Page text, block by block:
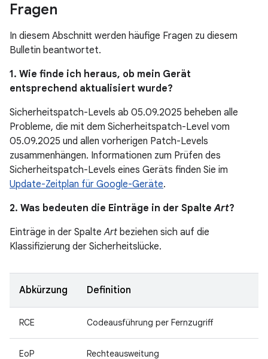
Fragen
In diesem Abschnitt werden häufige Fragen zu diesem
Bulletin beantwortet.
1. Wie finde ich heraus, ob mein Gerät
entsprechend aktualisiert wurde?
Sicherheitspatch-Levels ab 05.09.2025 beheben alle
Probleme, die mit dem Sicherheitspatch-Level vom
05.09.2025 und allen vorherigen Patch-Levels
zusammenhängen. Informationen zum Prüfen des
Sicherheitspatch-Levels eines Geräts finden Sie im
Update-Zeitplan für Google-Geräte.
2. Was bedeuten die Einträge in der SpalteArt?
Einträge in der SpalteArt beziehen sich auf die
Klassifizierung der Sicherheitslücke.
Abkürzung Definition
RCE Codeausführung per Fernzugriff
EoP Rechteausweitung